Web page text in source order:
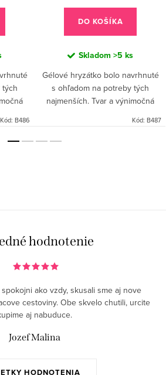
Kód: B486
DO KOŠÍKA
Skladom >5 ks
Gélové hryzátko bolo navrhnuté
s ohľadom na potreby tých
najmenších. Tvar a výnimočná
ručičkami. Hryzenie hryzátka...
Kód: B487
hodnotenie
HODNOTENIA
ako vzdy, skusali sme aj nove
cestoviny. Obe skvelo chutili, urcite
aj nabuduce.
Jozef Malina